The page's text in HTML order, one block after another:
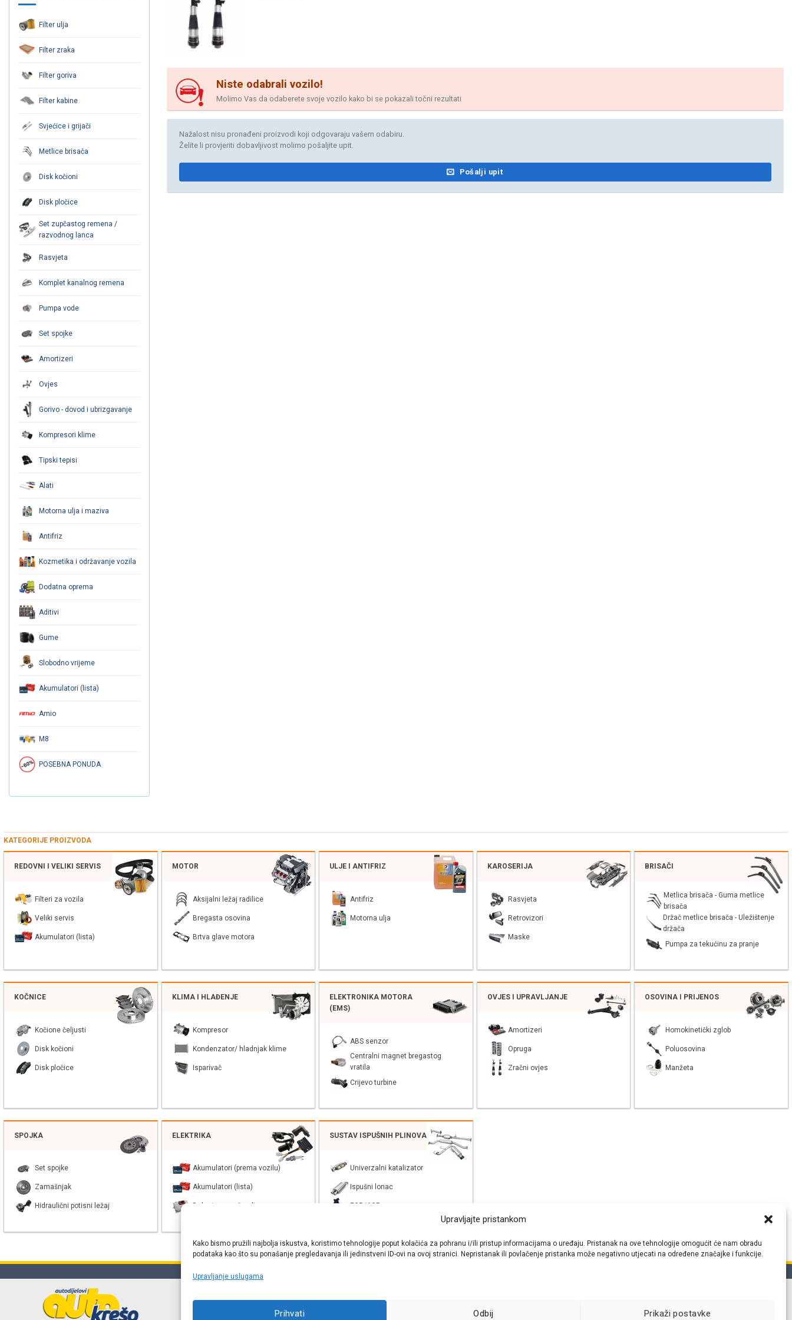
Upravljajte pristankom
Kako bismo pružili najbolja iskustva, koristimo tehnologije poput kolačića za pohranu i/ili pristup informacijama o uređaju. Pristanak na ove tehnologije omogućit će nam obradu
podataka kao što su ponašanje pregledavanja ili jedinstveni ID-ovi na ovoj stranici. Nepristanak ili povlačenje pristanka može negativno utjecati na određene značajke i funkcije.
Upravljanje uslugama
Prihvati Odbij Prikaži postavke
Filter ulja
Filter zraka
Filter goriva
Filter kabine
Svjećice i grijači
Metlice brisača
Disk kočioni
Disk pločice
Set zupčastog remena /
razvodnog lanca
Rasvjeta
Komplet kanalnog remena
Pumpa vode
Set spojke
Amortizeri
Ovjes
Gorivo - dovod i ubrizgavanje
Kompresori klime
Tipski tepisi
Alati
Motorna ulja i maziva
Antifriz
Kozmetika i održavanje vozila
Dodatna oprema
Aditivi
Gume
Slobodno vrijeme
Akumulatori (lista)
Amio
M8
POSEBNA PONUDA
Niste odabrali vozilo!
Molimo Vas da odaberete svoje vozilo kako bi se pokazali točni rezultati
Nažalost nisu pronađeni proizvodi koji odgovaraju vašem odabiru.
Želite li provjeriti dobavljivost molimo pošaljite upit.
Pošalji upit
KATEGORIJE PROIZVODA
REDOVNI I VELIKI SERVIS
Filteri za vozila
Veliki servis
Akumulatori (lista)
MOTOR
Aksijalni ležaj radilice
Bregasta osovina
Brtva glave motora
ULJE I ANTIFRIZ
Antifriz
Motorna ulja
KAROSERIJA
Rasvjeta
Retrovizori
Maske
BRISAČI
Metlica brisača - Guma metlice
brisača
Držač metlice brisača - Uležištenje
držača
Pumpa za tekućinu za pranje
KOČNICE
Kočione čeljusti
Disk kočioni
Disk pločice
KLIMA I HLAĐENJE
Kompresor
Kondenzator/ hladnjak klime
Isparivač
ELEKTRONIKA MOTORA
(EMS)
ABS senzor
Centralni magnet bregastog
vratila
Crijevo turbine
OVJES I UPRAVLJANJE
Amortizeri
Opruga
Zračni ovjes
OSOVINA I PRIJENOS
Homokinetički zglob
Poluosovina
Manžeta
SPOJKA
Set spojke
Zamašnjak
Hidraulični potisni ležaj
ELEKTRIKA
Akumulatori (prema vozilu)
Akumulatori (lista)
Balast xenon žarulje
SUSTAV ISPUŠNIH PLINOVA
Univerzalni katalizator
Ispušni lonac
EGR/AGR
Online webshop autodijelova- Auto Krešo - preko 200 svjetski poznatih i priznatih
proizvođača rezervnih dijelova za sve vrste i tipove osobnih i lakih teretnih vozila.